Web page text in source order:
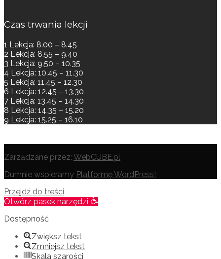
Czas trwania lekcji
1 Lekcja: 8.00 – 8.45
2 Lekcja: 8.55 – 9.40
3 Lekcja: 9.50 – 10.35
4 Lekcja: 10.45 – 11.30
5 Lekcja: 11.45 – 12.30
6 Lekcja: 12.45 – 13.30
7 Lekcja: 13.45 – 14.30
8 Lekcja: 14.35 – 15.20
9 Lekcja: 15.25 – 16.10
Zarządzane przez: WebCUBE.pl
Dumnie wspieramy Platformę WordPress!
Przejdź do treści
Otwórz pasek narzędzi
Dostępność
Zwiększ tekst
Zmniejsz tekst
Skala szarości